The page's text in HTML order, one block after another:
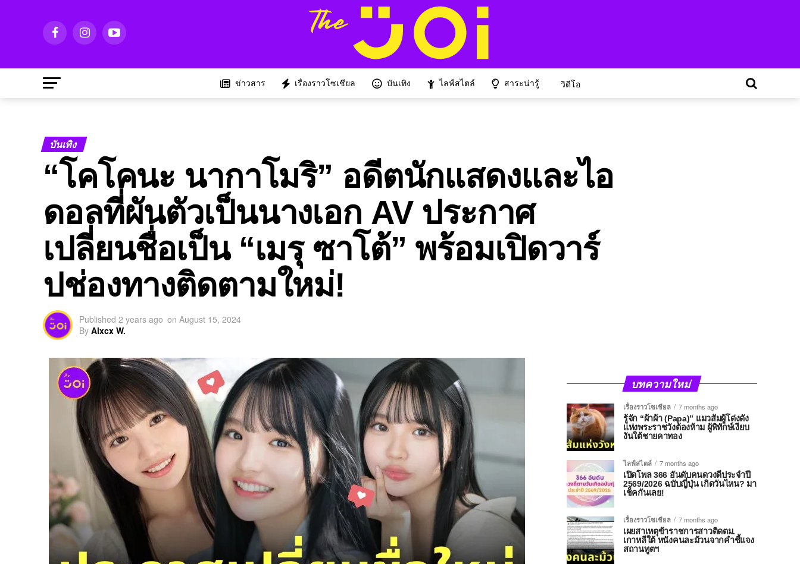
ข่าวสาร เรื่องราวโซเชียล บันเทิง ไลฟ์สไตล์ สาระน่ารู้ วิดีโอ
บันเทิง
“โคโคนะ นากาโมริ” อดีตนักแสดงและไอ
ดอลที่ผันตัวเป็นนางเอก AV ประกาศ
เปลี่ยนชื่อเป็น “เมรุ ซาโต้” พร้อมเปิดวาร์
ปช่องทางติดตามใหม่!
Published 2 years ago on August 15, 2024
By Alxcx W.
บทความใหม่
เรื่องราวโซเชียล
7 months ago
รู้จัก “ผ้าผ้า (Papa)” แมวส้มผู้โด่งดัง
แห่งพระราชวังต้องห้าม ผู้พิทักษ์เงียบ
งันใต้ชายคาทอง
ไลฟ์สไตล์
7 months ago
เปิดโพล 366 อันดับคนดวงดีประจำปี
2569/2026 ฉบับญี่ปุ่น เกิดวันไหน? มา
เช็คกันเลย!
เรื่องราวโซเชียล
7 months ago
เผยสาเหตุข้าราชการสาวติดตม.
เกาหลีใต้ หนังคนละม้วนจากคำชี้แจง
สถานทูตฯ